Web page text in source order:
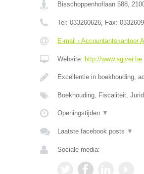
Bisschoppenhoflaan 588,
Tel: 033260626, Fax:
E-mail › Accountantskantoor
Website: http://www.agiver.be|
Excellentie in boekhouding,
Boekhouding, Fiscaliteit,
Openingstijden ▼
Laatste facebook posts ▼
Sociale media: